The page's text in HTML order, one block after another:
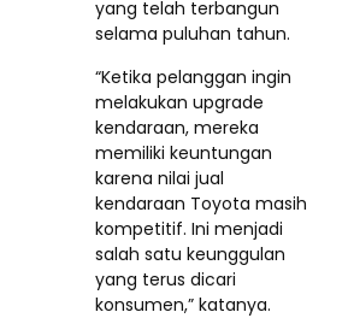
yang telah terbangun
selama puluhan tahun.
“Ketika pelanggan ingin
melakukan upgrade
kendaraan, mereka
memiliki keuntungan
karena nilai jual
kendaraan Toyota masih
kompetitif. Ini menjadi
salah satu keunggulan
yang terus dicari
konsumen,” katanya.